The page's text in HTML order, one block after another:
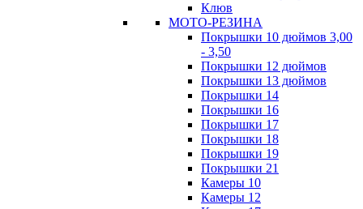
Клюв
МОТО-РЕЗИНА
Покрышки 10 дюймов 3,00
- 3,50
Покрышки 12 дюймов
Покрышки 13 дюймов
Покрышки 14
Покрышки 16
Покрышки 17
Покрышки 18
Покрышки 19
Покрышки 21
Камеры 10
Камеры 12